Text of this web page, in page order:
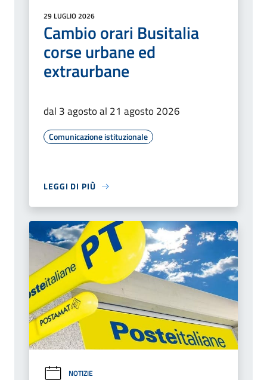
29 LUGLIO 2026
Cambio orari Busitalia
corse urbane ed
extraurbane
dal 3 agosto al 21 agosto 2026
Comunicazione istituzionale
LEGGI DI PIÙ
NOTIZIE